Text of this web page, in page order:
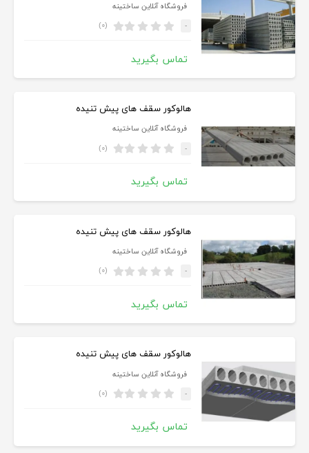
فروشگاه آنلاین ساختینه
- (۰)
تماس بگیرید
هالوکور سقف های پیش تنیده
فروشگاه آنلاین ساختینه
- (۰)
تماس بگیرید
هالوکور سقف های پیش تنیده
فروشگاه آنلاین ساختینه
- (۰)
تماس بگیرید
هالوکور سقف های پیش تنیده
فروشگاه آنلاین ساختینه
- (۰)
تماس بگیرید